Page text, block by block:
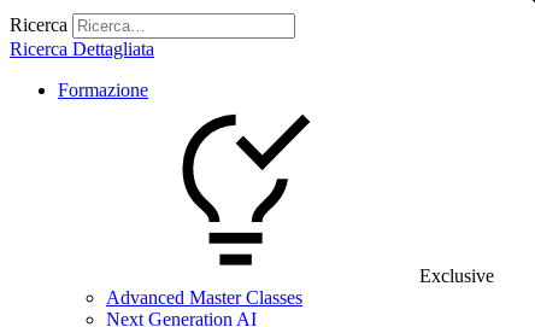
Ricerca
Ricerca Dettagliata
Formazione
Exclusive
Advanced Master Classes
Next Generation AI